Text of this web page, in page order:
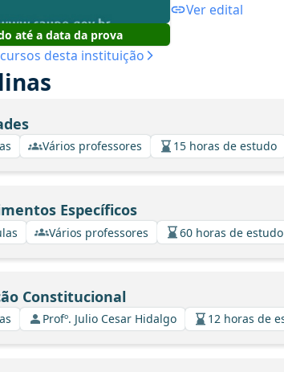
até a data da prova
desta instituição
Ver edital
Vários professores 15 horas de estudo
Específicos
Vários professores 60 horas de estudo
Constitucional
Profº. Julio Cesar Hidalgo 12 horas de